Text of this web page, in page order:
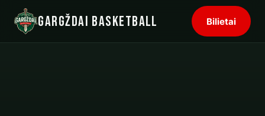
Gargždai Basketball Bilietai